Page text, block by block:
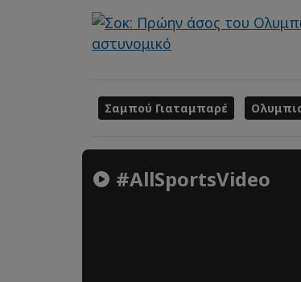
Σαμπού Γιαταμπαρέ
#AllSportsVideo